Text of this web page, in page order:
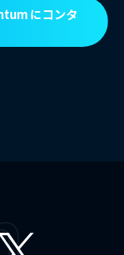
にコンタ